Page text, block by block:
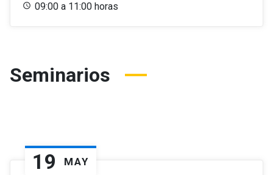
09:00 a 11:00 horas
Seminarios
19 MAY